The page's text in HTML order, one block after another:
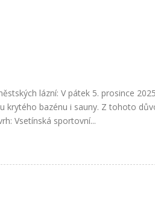
lázní: V pátek 5. prosince
krytého bazénu i sauny. Z tohoto
Vsetínská sportovní...